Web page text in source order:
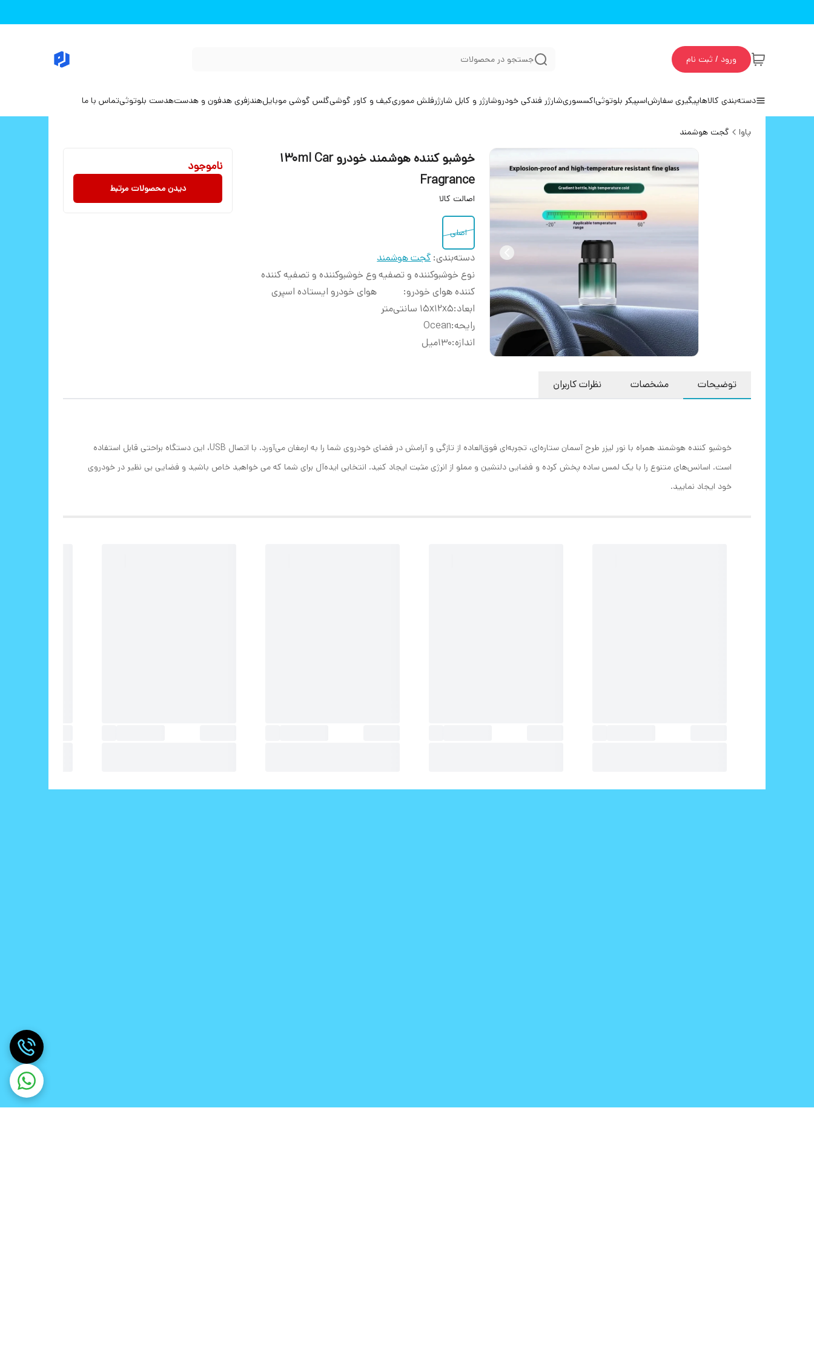
ورود / ثبت نام جستجو در محصولات
دسته‌بندی کالاهاپیگیری سفارشاسپیکر بلوتوثیاکسسوریشارژر فندکی خودروشارژر و کابل شارژرفلش مموریکیف و کاور گوشیگلس گوشی موبایلهندزفری هدفون و هدستهدست بلوتوثیتماس با ما
پاوا گجت هوشمند
خوشبو کننده هوشمند خودرو 130ml Car
Fragrance
اصالت کالا
اصلی
دسته‌بندی:گجت هوشمند
نوع خوشبوکننده و تصفیه
کننده هوای خودرو:
وع خوشبوکننده و تصفیه کننده
هوای خودرو ایستاده اسپری
ابعاد:۱۵x۱۲x۵ سانتی‌متر
رایحه:
Ocean
اندازه:۱۳۰میل
ناموجود
دیدن محصولات مرتبط
توضیحات مشخصات نظرات کاربران
خوشبو کننده هوشمند همراه با نور لیزر طرح آسمان ستاره‌ای، تجربه‌ای فوق‌العاده از تازگی و آرامش در فضای خودروی شما را به ارمغان می‌آورد. با اتصال USB، این دستگاه براحتی قابل استفاده
است. اسانس‌های متنوع را با یک لمس ساده پخش کرده و فضایی دلنشین و مملو از انرژی مثبت ایجاد کنید. انتخابی ایده‌آل برای شما که می خواهید خاص باشید و فضایی بی نظیر در خودروی
خود ایجاد نمایید.